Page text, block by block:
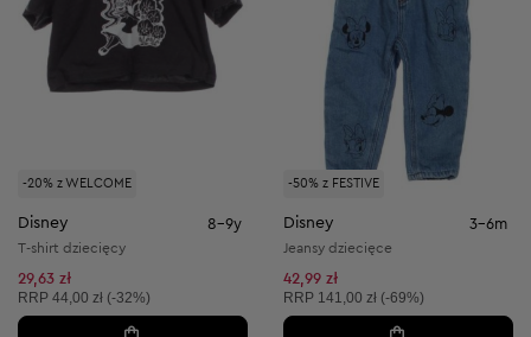
-20% z WELCOME
Disney 8-9y
T-shirt dziecięcy
29,63 zł
Cena sugerowana:
RRP 44,00 zł (-32%)
-50% z FESTIVE
Disney 3-6m
Jeansy dziecięce
42,99 zł
Cena sugerowana:
RRP 141,00 zł (-69%)